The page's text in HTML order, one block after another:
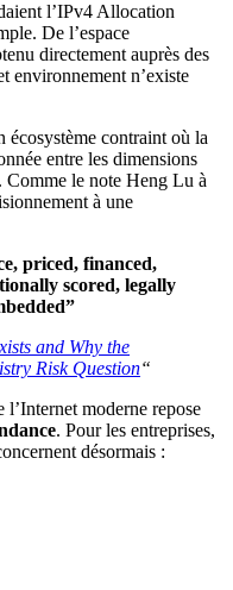
l’IPv4 Allocation
De l’espace
directement auprès des
environnement n’existe
contraint où la
entre les dimensions
Comme le note Heng Lu à
à une
priced, financed,
scored, legally
and Why the
Risk Question“
l’Internet moderne repose
. Pour les entreprises,
désormais :